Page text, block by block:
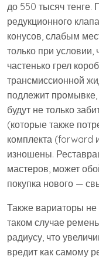
до 550 тысяч тенге.
редукционного
конусов, слабым
только при
частенько грел
трансмиссионной
подлежит
будут не только
(которые также
комплекта (forward
изношены.
мастеров, может
покупка нового —
Также вариаторы не
таком случае
радиусу, что
вредит как самому